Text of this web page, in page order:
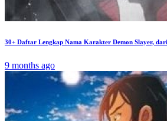
30+ Daftar Lengkap Nama Karakter Demon Slayer,
9 months ago